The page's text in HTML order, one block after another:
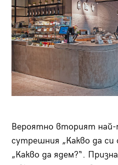
Вероятно вторият най-
сутрешния „Какво да си
„Какво да ядем?“.